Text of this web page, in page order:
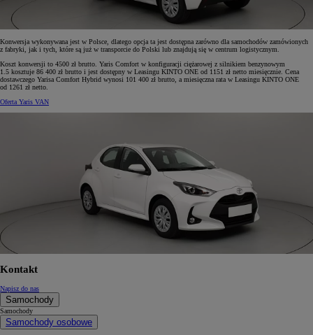
Konwersja wykonywana jest w Polsce, dlatego opcja ta jest dostępna zarówno dla samochodów zamówionych
z fabryki, jak i tych, które są już w transporcie do Polski lub znajdują się w centrum logistycznym.
Koszt konwersji to 4500 zł brutto. Yaris Comfort w konfiguracji ciężarowej z silnikiem benzynowym
1.5 kosztuje 86 400 zł brutto i jest dostępny w Leasingu KINTO ONE od 1151 zł netto miesięcznie. Cena
dostawczego Yarisa Comfort Hybrid wynosi 101 400 zł brutto, a miesięczna rata w Leasingu KINTO ONE
od 1261 zł netto.
Oferta Yaris VAN
Kontakt
Napisz do nas
Samochody
Samochody
Samochody osobowe